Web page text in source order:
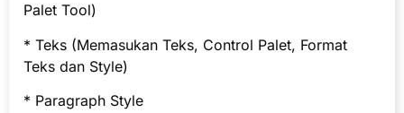
Palet Tool)
* Teks (Memasukan Teks, Control Palet, Format
Teks dan Style)
* Paragraph Style